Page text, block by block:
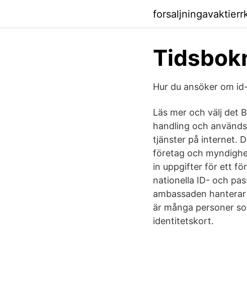
Hur du ansöker om
Läs mer och välj det
handling och
tjänster på internet.
företag och
in uppgifter för ett
nationella ID- och
ambassaden
är många personer
identitetskort.